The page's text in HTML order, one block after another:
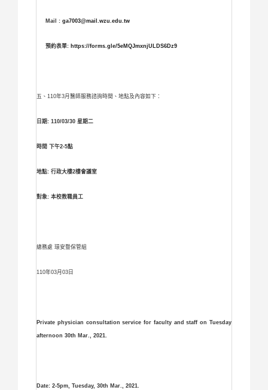
Mail : ga7003@mail.wzu.edu.tw
預約表單: https://forms.gle/5eMQJmxnjULDS6Dz9
五、110年3月醫師服務諮詢時間、地點及內容如下：
日期: 110/03/30 星期二
時間 下午2-5點
地點: 行政大樓2樓會議室
對象: 本校教職員工
總務處 環安暨保管組
110年03月03日
Private physician consultation service for faculty and staff on Tuesday
afternoon 30th Mar., 2021.
Date: 2-5pm, Tuesday, 30th Mar., 2021.